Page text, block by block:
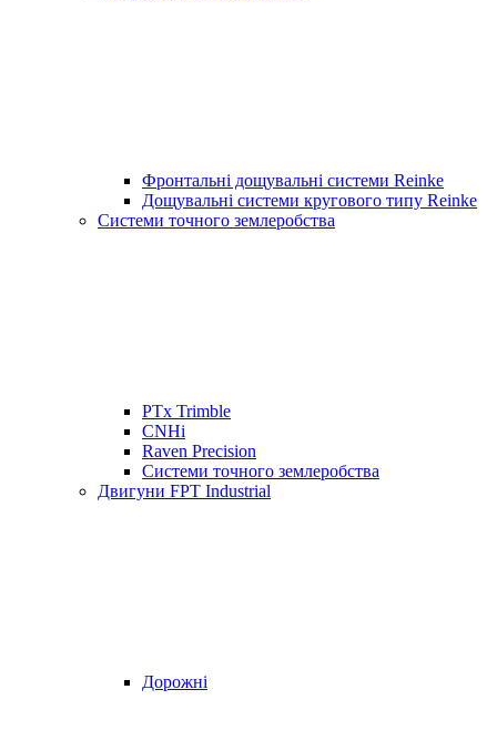
Фронтальні дощувальні системи Reinke
Дощувальні системи кругового типу Reinke
Системи точного землеробства
PTx Trimble
CNHi
Raven Precision
Системи точного землеробства
Двигуни FPT Industrial
Дорожні